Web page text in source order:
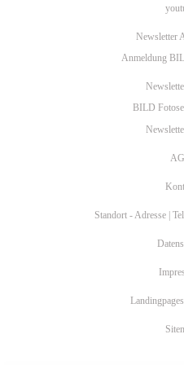
Newsletter
Anmeldung
BILD
Standort - Adresse |